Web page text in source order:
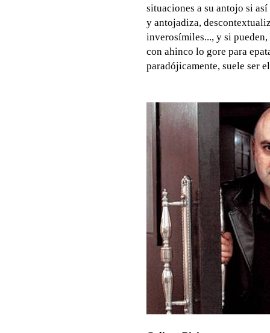
situaciones a su antojo si
y antojadiza,
inverosímiles..., y si
con ahinco lo gore para
paradójicamente, suele ser